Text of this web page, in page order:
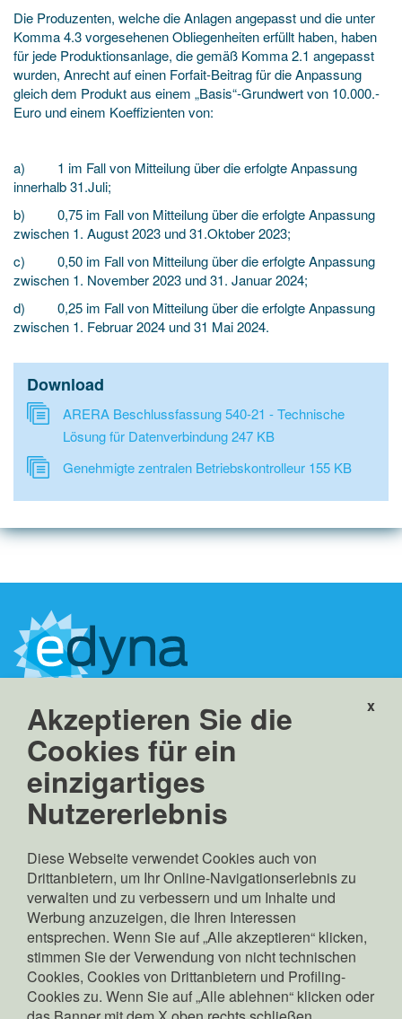
Die Produzenten, welche die Anlagen angepasst und die unter
Komma 4.3 vorgesehenen Obliegenheiten erfüllt haben, haben
für jede Produktionsanlage, die gemäß Komma 2.1 angepasst
wurden, Anrecht auf einen Forfait-Beitrag für die Anpassung
gleich dem Produkt aus einem „Basis“-Grundwert von 10.000.-
Euro und einem Koeffizienten von:
a) 1 im Fall von Mitteilung über die erfolgte Anpassung
innerhalb 31.Juli;
b) 0,75 im Fall von Mitteilung über die erfolgte Anpassung
zwischen 1. August 2023 und 31.Oktober 2023;
c) 0,50 im Fall von Mitteilung über die erfolgte Anpassung
zwischen 1. November 2023 und 31. Januar 2024;
d) 0,25 im Fall von Mitteilung über die erfolgte Anpassung
zwischen 1. Februar 2024 und 31 Mai 2024.
Download
ARERA Beschlussfassung 540-21 - Technische
Lösung für Datenverbindung247 KB
Genehmigte zentralen Betriebskontrolleur 155 KB
Edyna GmbH
Linkes Eisackufer 45a
39100 Bozen, Italien
info(at)edyna.net
edyna(at)pec.edyna.net
MwSt.-, St.- und
Bozen: 02689370217
Gesellschaftskapital:
Euro 70.000.000,00 v.e.
Gesetzlicher Vertreter:
Pierpaolo Zamunaro
Copyright: © Edyna GmbH
Akzeptieren Sie die
Cookies für ein
einzigartiges
Nutzererlebnis
Diese Webseite verwendet Cookies auch von
Drittanbietern, um Ihr Online-Navigationserlebnis zu
verwalten und zu verbessern und um Inhalte und
Werbung anzuzeigen, die Ihren Interessen
entsprechen. Wenn Sie auf „Alle akzeptieren“ klicken,
stimmen Sie der Verwendung von nicht technischen
Cookies, Cookies von Drittanbietern und Profiling-
Cookies zu. Wenn Sie auf „Alle ablehnen“ klicken oder
x